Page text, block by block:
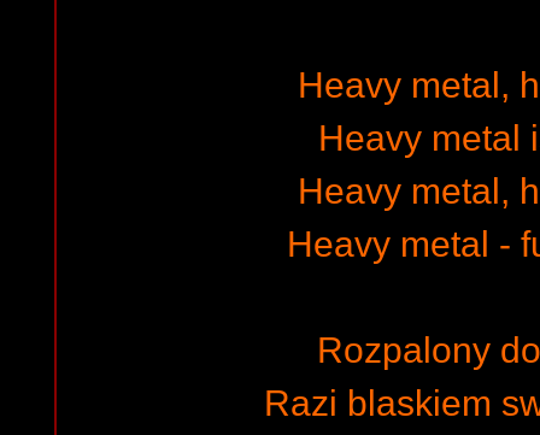
Heavy metal,
Heavy metal
Heavy metal,
Heavy metal -
Rozpalony
Razi blaskiem